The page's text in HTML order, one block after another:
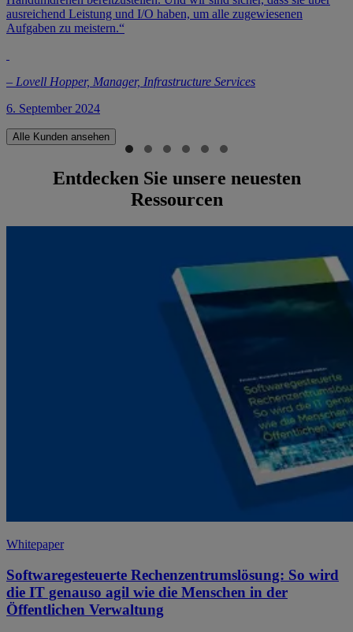
ausreichend Leistung und I/O haben, um alle zugewiesenen
Aufgaben zu meistern.“
– Lovell Hopper, Manager, Infrastructure Services
6. September 2024
Alle Kunden ansehen
Entdecken Sie unsere neuesten
Ressourcen
Whitepaper
Softwaregesteuerte Rechenzentrumslösung: So wird
die IT genauso agil wie die Menschen in der
Öffentlichen Verwaltung